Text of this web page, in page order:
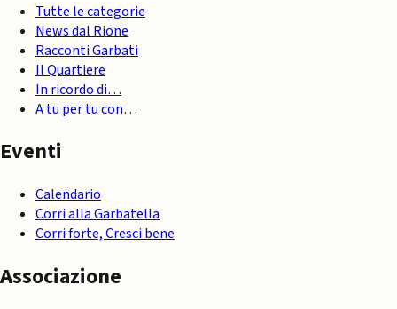
Tutte le categorie
News dal Rione
Racconti Garbati
Il Quartiere
In ricordo di…
A tu per tu con…
Eventi
Calendario
Corri alla Garbatella
Corri forte, Cresci bene
Associazione